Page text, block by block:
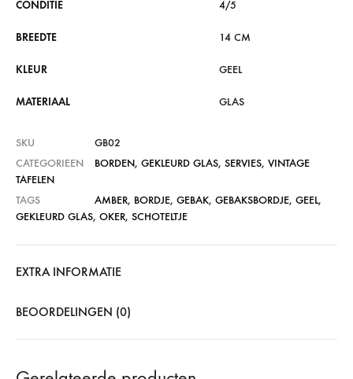
CONDITIE 4/5
BREEDTE 14 CM
KLEUR GEEL
MATERIAAL GLAS
SKU
GB02
CATEGORIEEN
BORDEN, GEKLEURD GLAS, SERVIES, VINTAGE
TAFELEN
TAGS
AMBER, BORDJE, GEBAK, GEBAKSBORDJE, GEEL,
GEKLEURD GLAS, OKER, SCHOTELTJE
EXTRA INFORMATIE
BEOORDELINGEN (0)